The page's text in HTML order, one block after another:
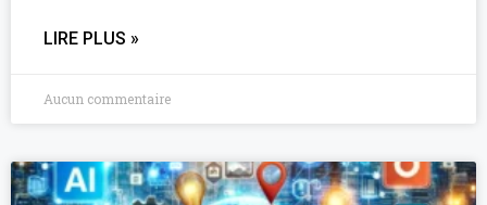
LIRE PLUS »
Aucun commentaire